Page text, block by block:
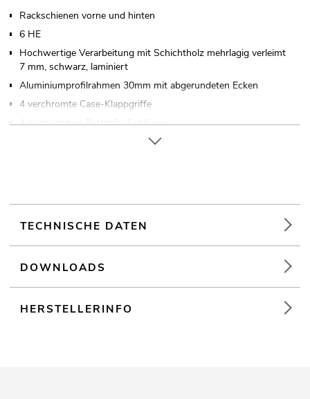
Rackschienen vorne und hinten
6 HE
Hochwertige Verarbeitung mit Schichtholz mehrlagig verleimt
7 mm, schwarz, laminiert
Aluminiumprofilrahmen 30mm mit abgerundeten Ecken
4 verchromte Case-Klappgriffe
4 hochwertige Butterfly-Schlösser
unter "Downloads" im Datenblatt
TECHNISCHE DATEN
DOWNLOADS
HERSTELLERINFO